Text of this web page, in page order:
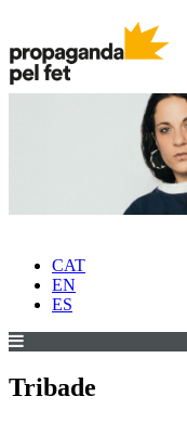
CAT
EN
ES
Tribade